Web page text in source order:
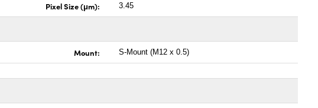
Pixel Size (μm): 3.45
Mount: S-Mount (M12 x 0.5)